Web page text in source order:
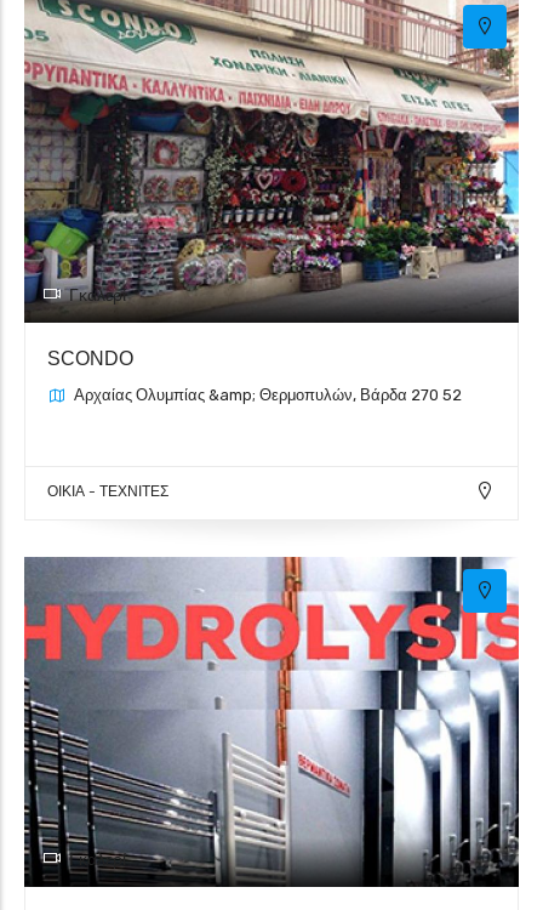
Γκαλερί
SCONDO
Αρχαίας Ολυμπίας &amp; Θερμοπυλών, Βάρδα 270 52
ΟΙΚΙΑ - ΤΕΧΝΙΤΕΣ
Γκαλερί